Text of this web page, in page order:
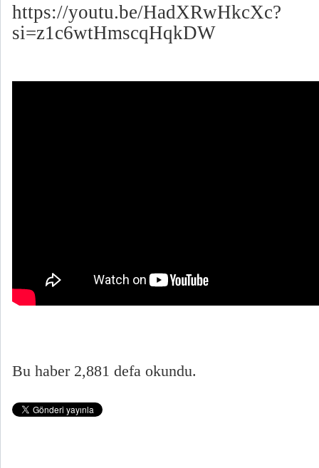
https://youtu.be/HadXRwHkcXc?
si=z1c6wtHmscqHqkDW
Bu haber 2,881 defa okundu.